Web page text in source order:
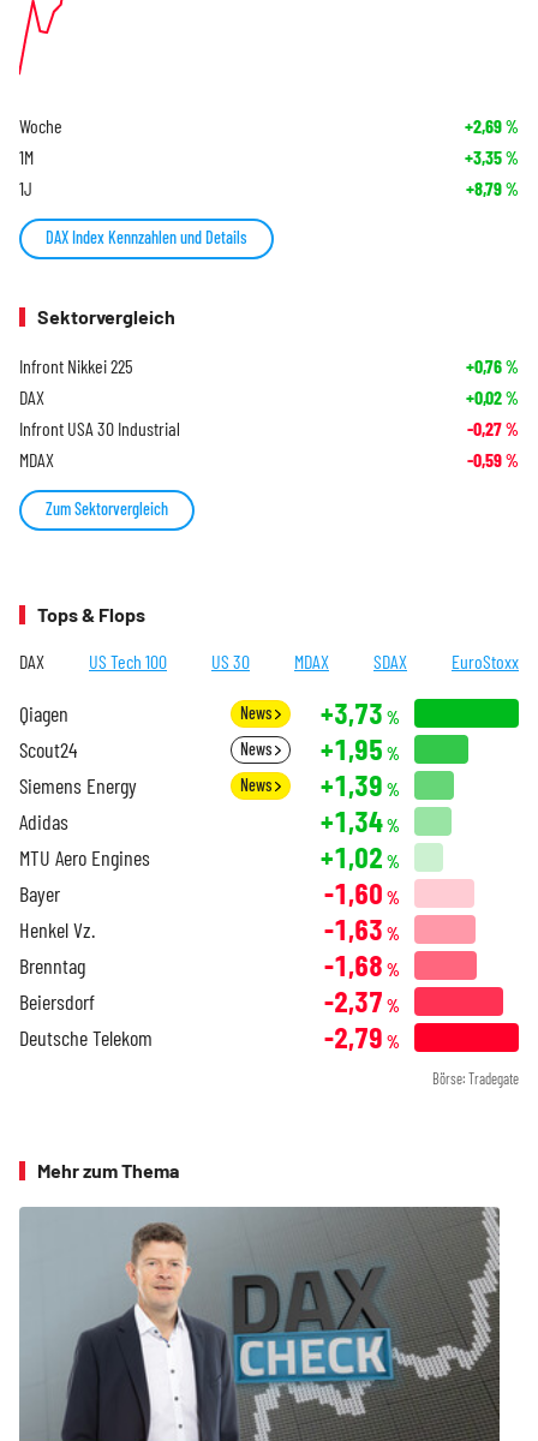
Woche +2,69%
1M +3,35%
1J +8,79%
DAX Index Kennzahlen und Details
Sektorvergleich
Infront Nikkei 225 +0,76%
DAX +0,02%
Infront USA 30 Industrial -0,27%
MDAX -0,59%
Zum Sektorvergleich
Tops & Flops
DAX US Tech 100 US 30 MDAX SDAX EuroStoxx
Qiagen News +3,73 %
Scout24 News +1,95 %
Siemens Energy News +1,39 %
Adidas +1,34%
MTU Aero Engines +1,02 %
Bayer -1,60 %
Henkel Vz. -1,63 %
Brenntag -1,68 %
Beiersdorf -2,37 %
Deutsche Telekom -2,79 %
Börse: Tradegate
Mehr zum Thema